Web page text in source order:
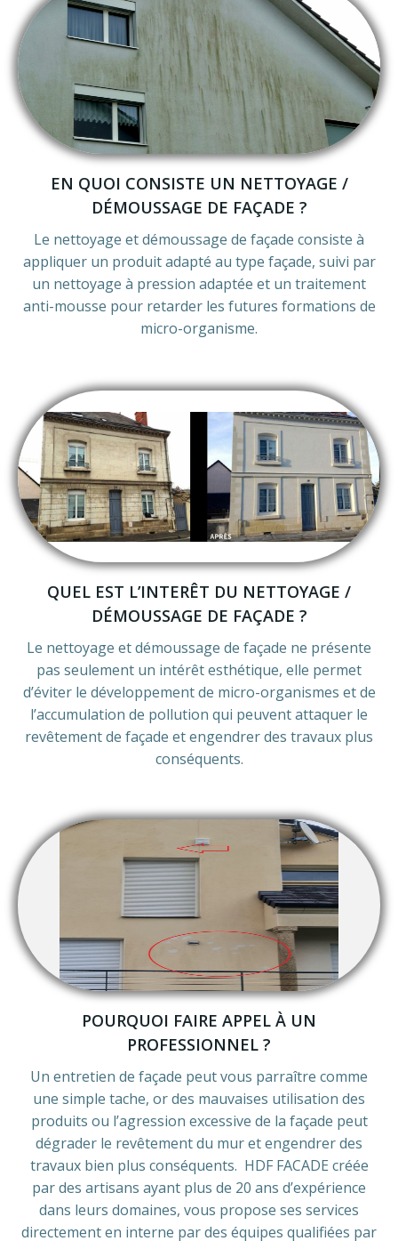
EN QUOI CONSISTE UN NETTOYAGE /
DÉMOUSSAGE DE FAÇADE ?
Le nettoyage et démoussage de façade consiste à
appliquer un produit adapté au type façade, suivi par
un nettoyage à pression adaptée et un traitement
anti-mousse pour retarder les futures formations de
micro-organisme.
QUEL EST L’INTERÊT DU NETTOYAGE /
DÉMOUSSAGE DE FAÇADE ?
Le nettoyage et démoussage de façade ne présente
pas seulement un intérêt esthétique, elle permet
d’éviter le développement de micro-organismes et de
l’accumulation de pollution qui peuvent attaquer le
revêtement de façade et engendrer des travaux plus
conséquents.
POURQUOI FAIRE APPEL À UN
PROFESSIONNEL ?
Un entretien de façade peut vous parraître comme
une simple tache, or des mauvaises utilisation des
produits ou l’agression excessive de la façade peut
dégrader le revêtement du mur et engendrer des
travaux bien plus conséquents. HDF FACADE créée
par des artisans ayant plus de 20 ans d’expérience
dans leurs domaines, vous propose ses services
directement en interne par des équipes qualifiées par